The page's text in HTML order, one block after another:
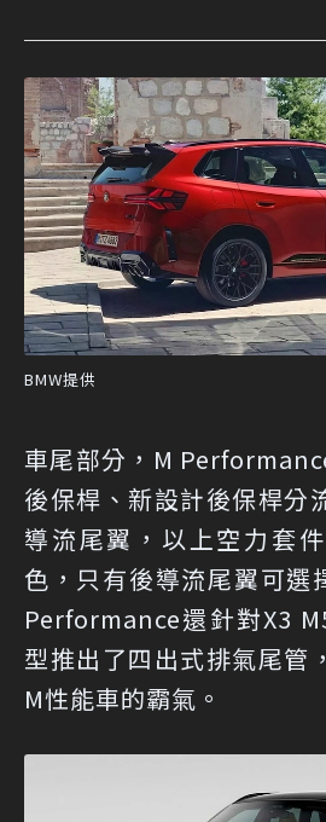
BMW提供
車尾部分，M
後保桿、新設計後保桿分
導流尾翼，以上空力套
色，只有後導流尾翼可選
Performance還針對X3
型推出了四出式排氣尾管
M性能車的霸氣。